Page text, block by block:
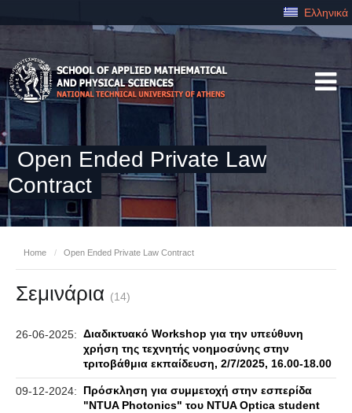
Ελληνικά
Open Ended Private Law
Contract
Home / Open Ended Private Law Contract
Σεμινάρια (14)
26-06-2025: Διαδικτυακό Workshop για την υπεύθυνη
χρήση της τεχνητής νοημοσύνης στην
τριτοβάθμια εκπαίδευση, 2/7/2025, 16.00-18.00
09-12-2024:
Πρόσκληση για συμμετοχή στην εσπερίδα
"NTUA Photonics" του NTUA Optica student